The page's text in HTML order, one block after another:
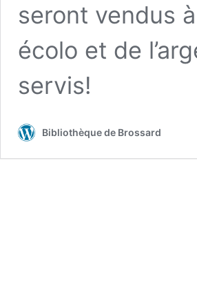
seront vendus
écolo et de
servis!
Bibliothèque de Brossard